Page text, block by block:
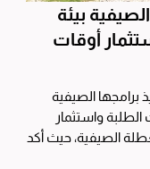
الصيفية بيئة
أوقات
برامجها الصيفية
الطلبة واستثمار
الصيفية، حيث أكد